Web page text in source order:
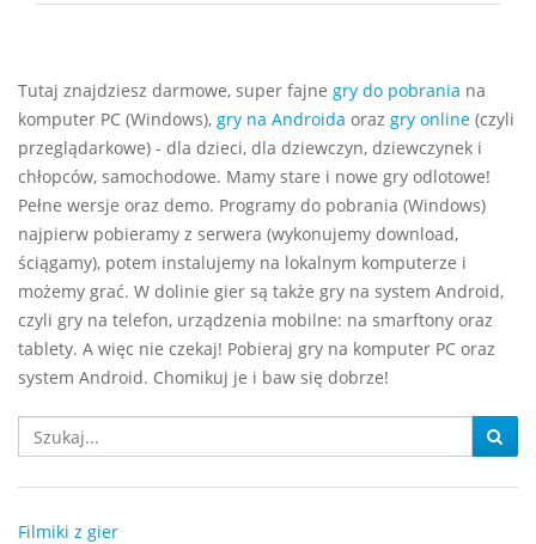
Tutaj znajdziesz darmowe, super fajne gry do pobrania na
komputer PC (Windows), gry na Androida oraz gry online (czyli
przeglądarkowe) - dla dzieci, dla dziewczyn, dziewczynek i
chłopców, samochodowe. Mamy stare i nowe gry odlotowe!
Pełne wersje oraz demo. Programy do pobrania (Windows)
najpierw pobieramy z serwera (wykonujemy download,
ściągamy), potem instalujemy na lokalnym komputerze i
możemy grać. W dolinie gier są także gry na system Android,
czyli gry na telefon, urządzenia mobilne: na smarftony oraz
tablety. A więc nie czekaj! Pobieraj gry na komputer PC oraz
system Android. Chomikuj je i baw się dobrze!
Filmiki z gier